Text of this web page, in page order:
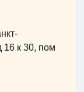
работ.
и
отрасли.
16 к 30, пом